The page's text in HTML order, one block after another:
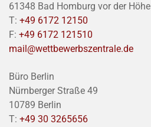
61348 Bad Homburg vor der Höhe
T: +49 6172 12150
F: +49 6172 121510
mail@wettbewerbszentrale.de
Büro Berlin
Nürnberger Straße 49
10789 Berlin
T: +49 30 3265656